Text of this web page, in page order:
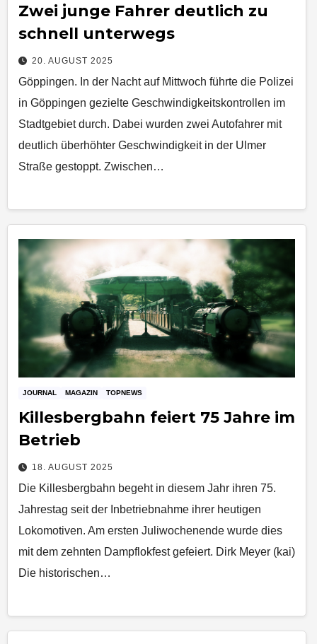
Zwei junge Fahrer deutlich zu
schnell unterwegs
20. AUGUST 2025
Göppingen. In der Nacht auf Mittwoch führte die Polizei
in Göppingen gezielte Geschwindigkeitskontrollen im
Stadtgebiet durch. Dabei wurden zwei Autofahrer mit
deutlich überhöhter Geschwindigkeit in der Ulmer
Straße gestoppt. Zwischen…
JOURNAL MAGAZIN TOPNEWS
Killesbergbahn feiert 75 Jahre im
Betrieb
18. AUGUST 2025
Die Killesbergbahn begeht in diesem Jahr ihren 75.
Jahrestag seit der Inbetriebnahme ihrer heutigen
Lokomotiven. Am ersten Juliwochenende wurde dies
mit dem zehnten Dampflokfest gefeiert. Dirk Meyer (kai)
Die historischen…